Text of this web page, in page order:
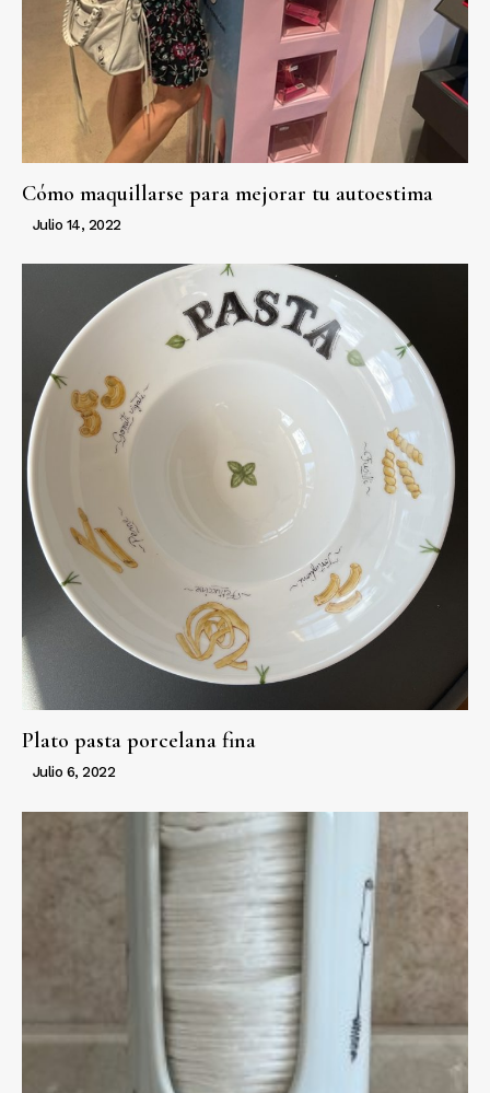
Cómo maquillarse para mejorar tu autoestima
Julio 14, 2022
Plato pasta porcelana fina
Julio 6, 2022